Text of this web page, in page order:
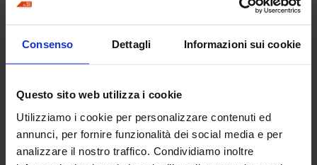
Consenso Dettagli Informazioni sui cookie
Questo sito web utilizza i cookie
Utilizziamo i cookie per personalizzare contenuti ed
annunci, per fornire funzionalità dei social media e per
analizzare il nostro traffico. Condividiamo inoltre
Borsone con ruote
Pavimenti industriali
Giunti di costruzione